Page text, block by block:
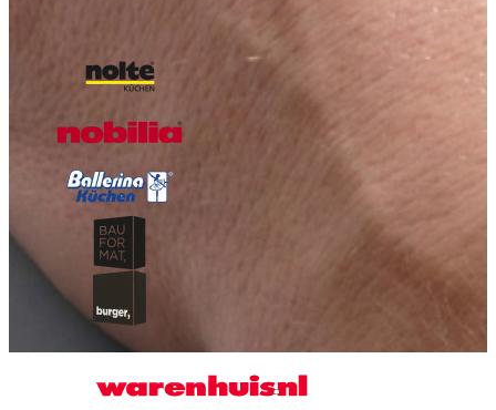
Onze A-kwaliteit merken